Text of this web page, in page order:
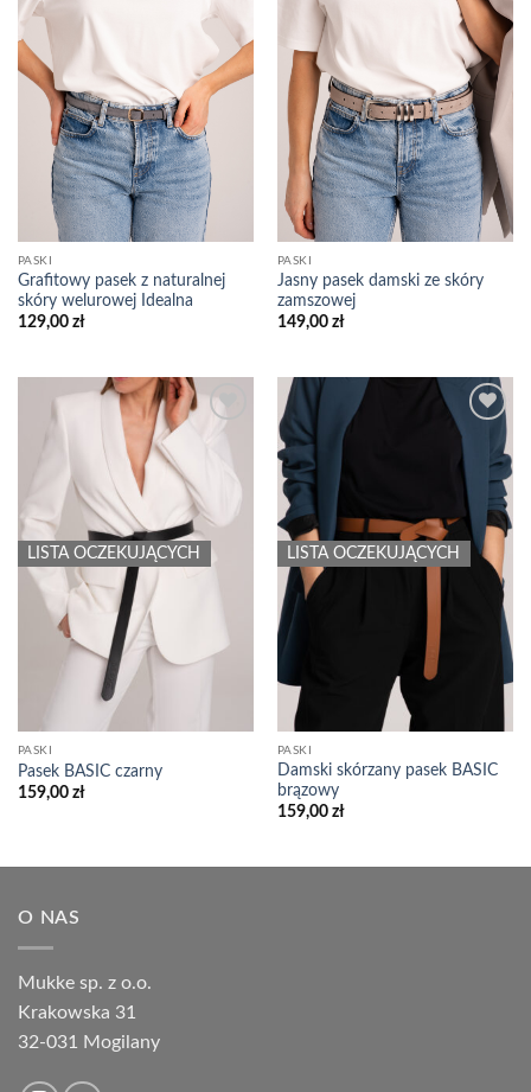
PASKI
Grafitowy pasek z naturalnej
skóry welurowej Idealna
129,00 zł
PASKI
Jasny pasek damski ze skóry
zamszowej
149,00 zł
LISTA OCZEKUJĄCYCH
PASKI
Pasek BASIC czarny
159,00 zł
LISTA OCZEKUJĄCYCH
Add to
wishlist
PASKI
Damski skórzany pasek BASIC
brązowy
159,00 zł
O NAS
Mukke sp. z o.o.
Krakowska 31
32-031 Mogilany